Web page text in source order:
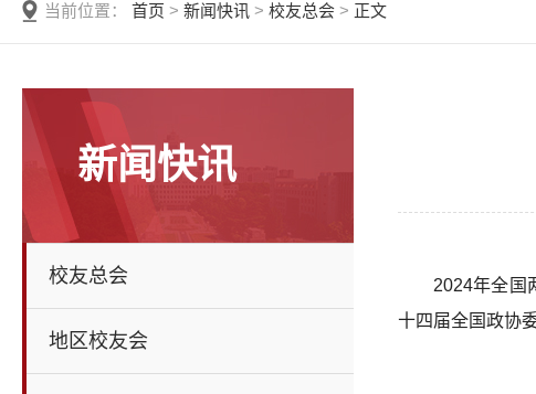
当前位置：首页 >新闻快讯 >校友总会 > 正文
新闻快讯
校友总会
地区校友会
2024年全国
十四届全国政协